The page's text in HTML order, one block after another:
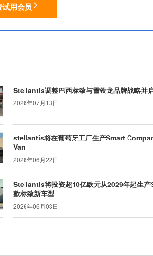
用会员
Stellantis调整巴西标致与雪铁龙品牌战略并
2026年07月13日
stellantis将在葡萄牙工厂生产Smart
Van
2026年06月22日
Stellantis将投资超10亿欧元从2029年起生产
款标致新车型
2026年06月03日